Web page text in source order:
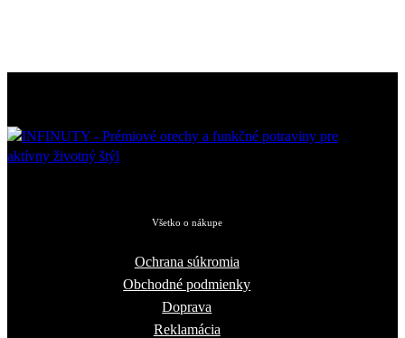
Všetko o nákupe
Ochrana súkromia
Obchodné podmienky
Doprava
Reklamácia